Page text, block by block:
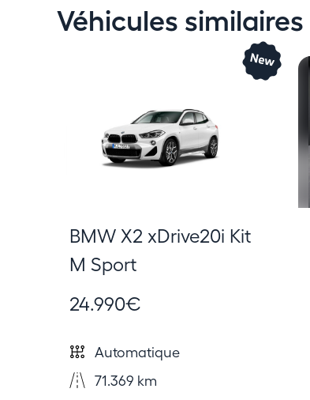
Véhicules similaires
BMW X2 xDrive20i Kit
M Sport
24.990€
Automatique
71.369 km